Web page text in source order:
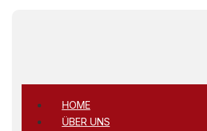
HOME
ÜBER UNS